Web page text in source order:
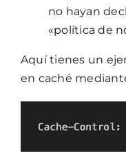
no hayan
«política de
Aquí tienes un
en caché